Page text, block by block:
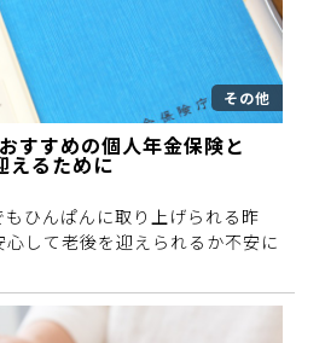
その他
すすめの個人年金保険と
えるために
ひんぱんに取り上げられる昨
して老後を迎えられるか不安に